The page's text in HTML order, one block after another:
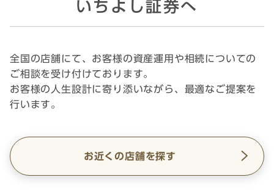
いちよし証券へ
全国の店舗にて、お客様の資産運用や相続についての
ご相談を受け付けております。
お客様の人生設計に寄り添いながら、最適なご提案を
行います。
お近くの店舗を探す